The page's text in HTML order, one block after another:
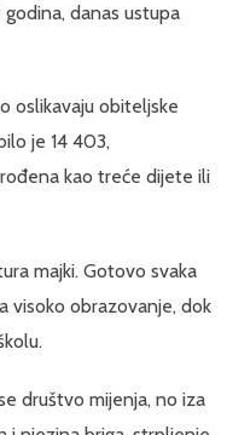
danas ustupa
oslikavaju obiteljske
je 14 403,
kao treće dijete ili
majki. Gotovo svaka
visoko obrazovanje, dok
društvo mijenja, no iza